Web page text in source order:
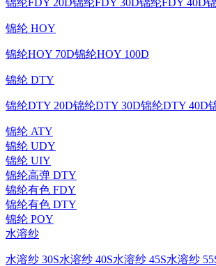
锦纶FDY 20D锦纶FDY 30D锦纶FDY 40D
锦纶 HOY
锦纶HOY 70D锦纶HOY 100D
锦纶 DTY
锦纶DTY 20D锦纶DTY 30D锦纶DTY 40D
锦纶 ATY
锦纶 UDY
锦纶 UIY
锦纶高弹 DTY
锦纶有色 FDY
锦纶有色 DTY
锦纶 POY
水溶纱
水溶纱 30S水溶纱 40S水溶纱 45S水溶纱